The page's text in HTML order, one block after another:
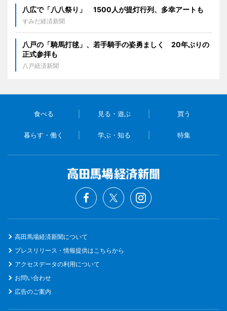
八広で「八八祭り」 1500人が提灯行列、多幸アートも
すみだ経済新聞
八戸の「騎馬打毬」、若手騎手の姿勇ましく 20年ぶりの
正式参拝も
八戸経済新聞
食べる 見る・遊ぶ 買う
暮らす・働く 学ぶ・知る 特集
高田馬場経済新聞について
プレスリリース・情報提供はこちらから
アクセスデータの利用について
お問い合わせ
広告のご案内